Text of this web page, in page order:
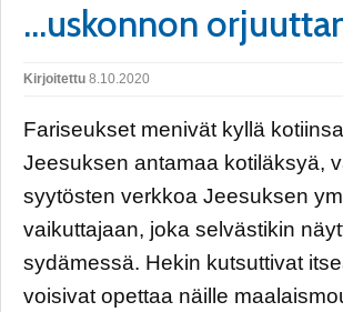
…uskonnon
Kirjoitettu 8.10.2020
Fariseukset menivät kyllä
Jeesuksen antamaa kotiläksyä,
syytösten verkkoa Jeesuksen
vaikuttajaan, joka selvästikin
sydämessä. Hekin kutsuttivat
voisivat opettaa näille